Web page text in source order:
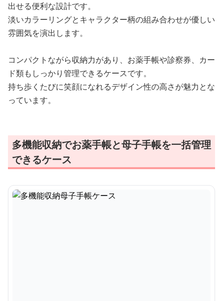
出せる便利な設計です。
淡いカラーリングとキャラクター柄の組み合わせが優しい
雰囲気を演出します。
コンパクトながら収納力があり、お薬手帳や診察券、カー
ド類もしっかり管理できるケースです。
持ち歩くたびに笑顔になれるデザイン性の高さが魅力とな
っています。
多機能収納でお薬手帳と母子手帳を一括管理
できるケース